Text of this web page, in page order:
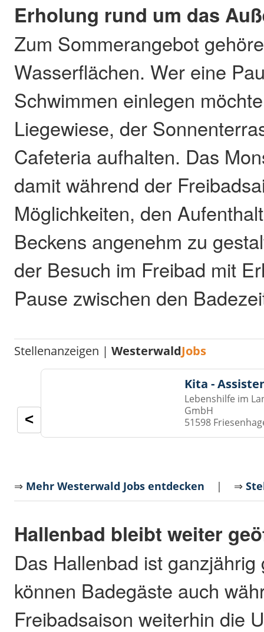
Erholung rund um das
Zum Sommerangebot
Wasserflächen. Wer eine
Schwimmen einlegen
Liegewiese, der
Cafeteria aufhalten. Das
damit während der
Möglichkeiten, den
Beckens angenehm zu
der Besuch im Freibad mit
Pause zwischen den
Stellenanzeigen |WesterwaldJobs
Kita -
Lebenshilfe im
GmbH
51598
<
⇒ Mehr Westerwald Jobs entdecken | ⇒
Hallenbad bleibt weiter
Das Hallenbad ist
können Badegäste auch
Freibadsaison weiterhin die